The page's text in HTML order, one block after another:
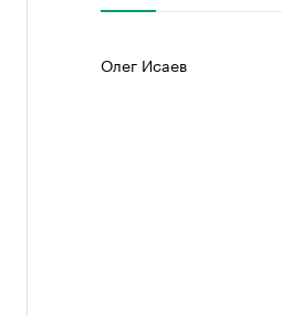
Олег Исаев